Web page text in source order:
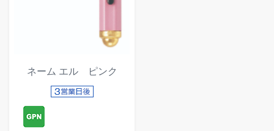
ネーム エル ピンク